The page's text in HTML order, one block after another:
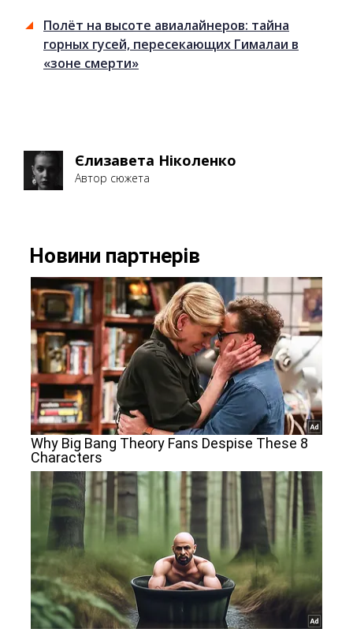
Полёт на высоте авиалайнеров: тайна
горных гусей, пересекающих Гималаи в
«зоне смерти»
Єлизавета Ніколенко
Автор сюжета